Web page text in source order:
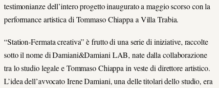
testimonianze dell’intero progetto inaugurato a maggio scorso con la
performance artistica di Tommaso Chiappa a Villa Trabia.
“Station-Fermata creativa” è frutto di una serie di iniziative, raccolte
sotto il nome di Damiani&Damiani LAB, nate dalla collaborazione
tra lo studio legale e Tommaso Chiappa in veste di direttore artistico.
L’idea dell’avvocato Irene Damiani, una delle titolari dello studio, era